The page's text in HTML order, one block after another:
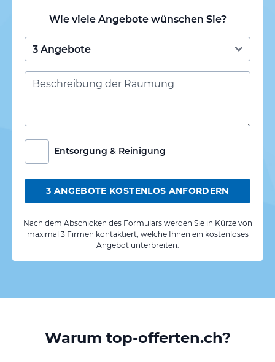
Wie viele Angebote wünschen Sie?
Entsorgung & Reinigung
3 ANGEBOTE KOSTENLOS ANFORDERN
Nach dem Abschicken des Formulars werden Sie in Kürze von
maximal 3 Firmen kontaktiert, welche Ihnen ein kostenloses
Angebot unterbreiten.
Warum top-offerten.ch?